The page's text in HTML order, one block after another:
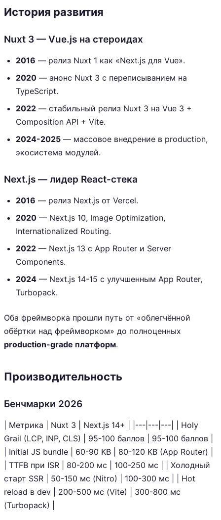
История развития
Nuxt 3 — Vue.js на стероидах
2016 — релиз Nuxt 1 как «Next.js для Vue».
2020 — анонс Nuxt 3 с переписыванием на
TypeScript.
2022 — стабильный релиз Nuxt 3 на Vue 3 +
Composition API + Vite.
2024-2025 — массовое внедрение в production,
экосистема модулей.
Next.js — лидер React-стека
2016 — релиз Next.js от Vercel.
2020 — Next.js 10, Image Optimization,
Internationalized Routing.
2022 — Next.js 13 с App Router и Server
Components.
2024 — Next.js 14-15 с улучшенным App Router,
Turbopack.
Оба фреймворка прошли путь от «облегчённой
обёртки над фреймворком» до полноценных
production-grade платформ.
Производительность
Бенчмарки 2026
| Метрика | Nuxt 3 | Next.js 14+ | |---|---|---| | Holy
Grail (LCP, INP, CLS) | 95-100 баллов | 95-100 баллов |
| Initial JS bundle | 60-90 KB | 80-120 KB (App Router) |
| TTFB при ISR | 80-200 мс | 100-250 мс | | Холодный
старт SSR | 50-150 мс (Nitro) | 100-300 мс | | Hot
reload в dev | 200-500 мс (Vite) | 300-800 мс
(Turbopack) |